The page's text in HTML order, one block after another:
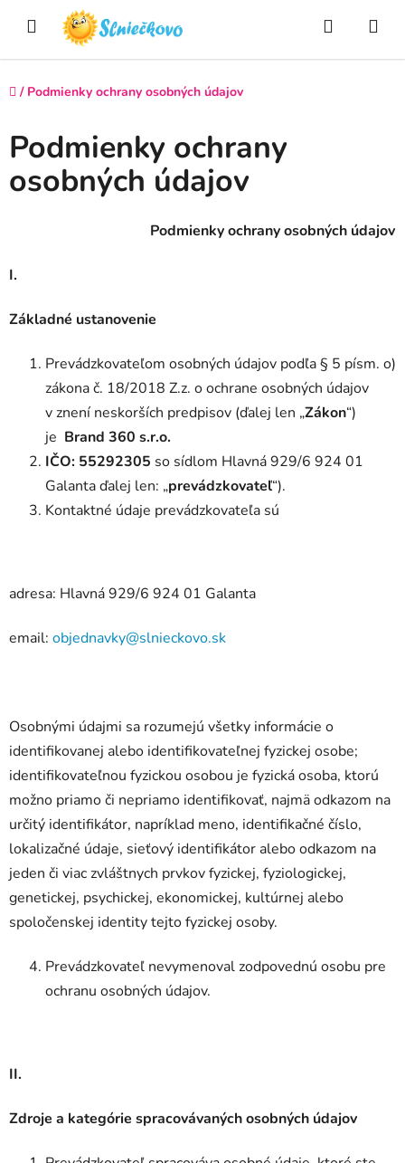
Hľadať
Domov
/ Podmienky ochrany osobných údajov
Podmienky ochrany
osobných údajov
Podmienky ochrany osobných údajov
I.
Základné ustanovenie
Prevádzkovateľom osobných údajov podľa § 5 písm. o)
zákona č. 18/2018 Z.z. o ochrane osobných údajov
v znení neskorších predpisov (ďalej len „Zákon“)
je Brand 360 s.r.o.
IČO: 55292305 so sídlom Hlavná 929/6 924 01
Galanta ďalej len: „prevádzkovateľ“).
Kontaktné údaje prevádzkovateľa sú
adresa: Hlavná 929/6 924 01 Galanta
email: objednavky@slnieckovo.sk
Osobnými údajmi sa rozumejú všetky informácie o
identifikovanej alebo identifikovateľnej fyzickej osobe;
identifikovateľnou fyzickou osobou je fyzická osoba, ktorú
možno priamo či nepriamo identifikovať, najmä odkazom na
určitý identifikátor, napríklad meno, identifikačné číslo,
lokalizačné údaje, sieťový identifikátor alebo odkazom na
jeden či viac zvláštnych prvkov fyzickej, fyziologickej,
genetickej, psychickej, ekonomickej, kultúrnej alebo
spoločenskej identity tejto fyzickej osoby.
Prevádzkovateľ nevymenoval zodpovednú osobu pre
ochranu osobných údajov.
II.
Zdroje a kategórie spracovávaných osobných údajov